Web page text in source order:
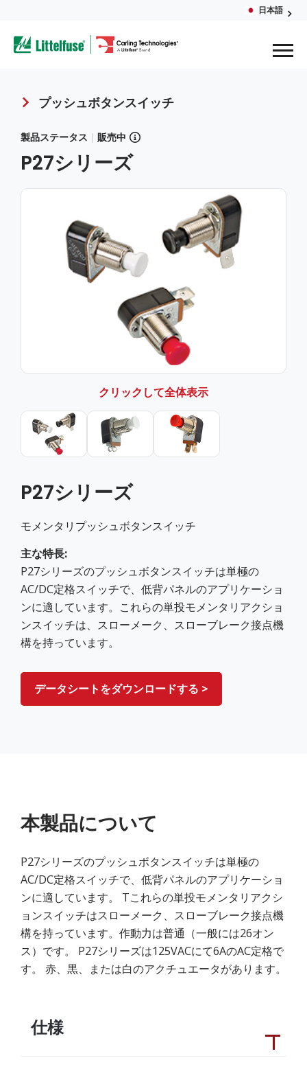
main
content
日本語
Breadcrumb
プッシュボタンスイッチ
製品ステータス | 販売中
P27シリーズ
クリックして全体表示
P27シリーズ
モメンタリプッシュボタンスイッチ
主な特長:
P27シリーズのプッシュボタンスイッチは単極の
AC/DC定格スイッチで、低背パネルのアプリケーショ
ンに適しています。これらの単投モメンタリアクショ
ンスイッチは、スローメーク、スローブレーク接点機
構を持っています。
データシートをダウンロードする >
本製品について
P27シリーズのプッシュボタンスイッチは単極の
AC/DC定格スイッチで、低背パネルのアプリケーショ
ンに適しています。 Tこれらの単投モメンタリアクシ
ョンスイッチはスローメーク、スローブレーク接点機
構を持っています。作動力は普通（一般には26オン
ス）です。 P27シリーズは125VACにて6AのAC定格で
す。 赤、黒、または白のアクチュエータがあります。
仕様